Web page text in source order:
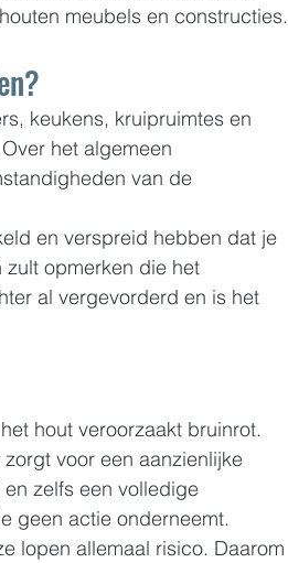
meubels en constructies.
keukens, kruipruimtes en
het algemeen
van de
en verspreid hebben dat je
opmerken die het
al vergevorderd en is het
hout veroorzaakt bruinrot.
voor een aanzienlijke
zelfs een volledige
geen actie onderneemt.
lopen allemaal risico. Daarom